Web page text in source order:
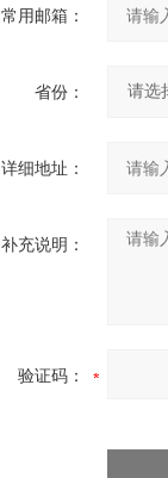
常用邮箱：
省份：
详细地址：
补充说明：
验证码：